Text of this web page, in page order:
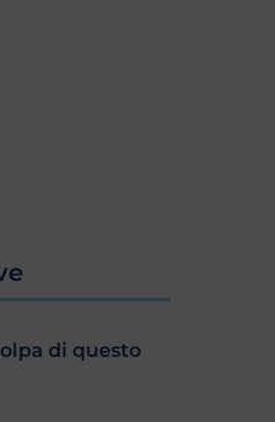
di questo